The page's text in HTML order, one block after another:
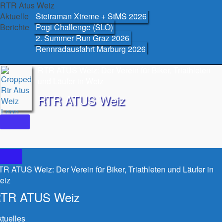
Skip
to
content
RTR Atus Weiz
Aktuelle
Berichte
Steiraman Xtreme + StMS 2026
Pogi Challenge (SLO)
2. Summer Run Graz 2026
Rennradausfahrt Marburg 2026
RTR ATUS Weiz
ATUS Weiz: Der Verein für Biker, Triathleten und Läufer in
ATUS Weiz